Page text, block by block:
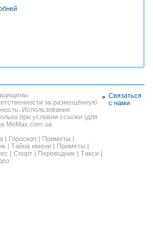
за размещённую
Использование
при условии ссылки (для
MeMax.com.ua.
| Гороскоп | Приметы |
| Тайна имени | Приметы |
| Спорт | Переводчик | Такси |
Связаться
с нами